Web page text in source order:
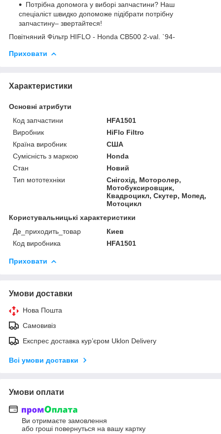
Потрібна допомога у виборі запчастини? Наш
спеціаліст швидко допоможе підібрати потрібну
запчастину– звертайтеся!
Повітняний Фільтр HIFLO - Honda CB500 2-val. `94-
Приховати
Характеристики
Основні атрибути
Код запчастини
HFA1501
Виробник
HiFlo Filtro
Країна виробник
США
Сумісність з маркою
Honda
Стан
Новий
Тип мототехніки
Снігохід, Моторолер,
Мотобуксировщик,
Квадроцикл, Скутер, Мопед,
Мотоцикл
Користувальницькі характеристики
Де_приходить_товар
Киев
Код виробника
HFA1501
Приховати
Умови доставки
Нова Пошта
Самовивіз
Експрес доставка кур’єром Uklon Delivery
Всі умови доставки
Умови оплати
Ви отримаєте замовлення
або гроші повернуться на вашу картку